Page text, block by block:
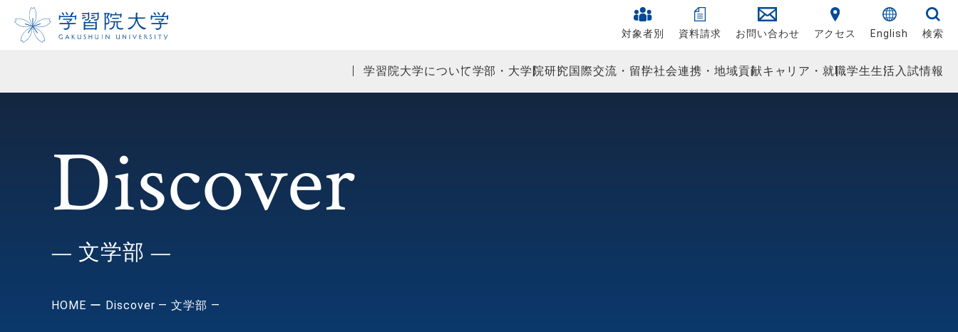
対象者別 資料請求 お問い合わせ アクセス English 検索
学習院大学について学部・大学院研究国際交流・留学社会連携・地域貢献キャリア・就職学生生活入試情報
Discover
— 文学部 —
HOME Discover — 文学部 —